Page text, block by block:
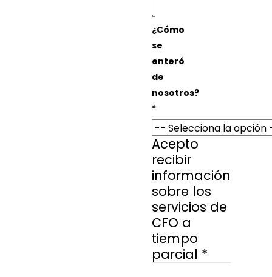
¿Cómo
se
enteró
de
nosotros?
*
Acepto
recibir
información
sobre los
servicios de
CFO a
tiempo
parcial *